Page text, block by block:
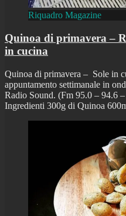
Riquadro Magazine
Quinoa di primavera –
in cucina
Quinoa di primavera – Sole in
appuntamento settimanale in
Radio Sound. (Fm 95.0 – 94.6
Ingredienti 300g di Quinoa